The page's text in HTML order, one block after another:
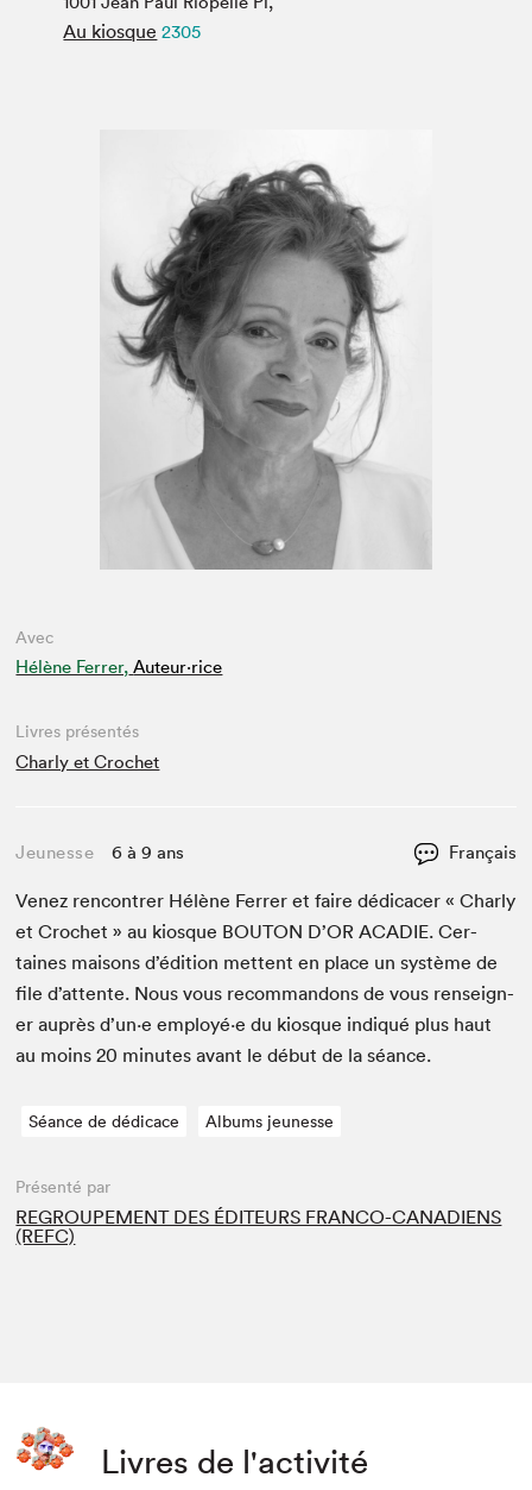
Espace médias
Au kiosque 2305
Avec
Hélène Ferrer, Auteur·rice
Livres présentés
Charly et Crochet
Jeunesse 6 à 9 ans Français
Venez ren­con­tr­er Hélène Fer­rer et faire dédi­cac­er « Char­ly
et Cro­chet » au kiosque BOU­TON D’ORACADIE. Cer­
taines maisons d’édi­tion met­tent en place un sys­tème de
file d’at­tente. Nous vous recom­man­dons de vous ren­seign­
er auprès d’un·e employé·e du kiosque indiqué plus haut
au moins20 min­utes avant le début de la séance.
Séance de dédicace Albums jeunesse
Présenté par
REGROUPEMENT DES ÉDITEURS FRANCO-CANADIENS
(REFC)
Livres de l'activité